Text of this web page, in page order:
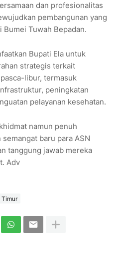
dan profesionalitas
pembangunan yang
Tuwah Bepadan.
Bupati Ela untuk
strategis terkait
libur, termasuk
peningkatan
pelayanan kesehatan.
namun penuh
baru para ASN
tanggung jawab mereka
Adv
Timur